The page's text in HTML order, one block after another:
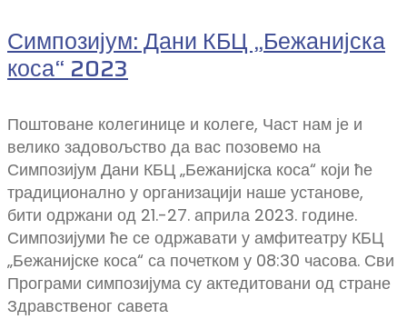
Симпозијум: Дани КБЦ „Бежанијска
коса“ 2023
Поштоване колегинице и колеге, Част нам је и
велико задовољство да вас позовемо на
Симпозијум Дани КБЦ „Бежанијска коса“ који ће
традиционално у организацији наше установе,
бити одржани од 21.-27. априла 2023. године.
Симпозијуми ће се одржавати у амфитеатру КБЦ
„Бежанијске коса“ са почетком у 08:30 часова. Сви
Програми симпозијума су актедитовани од стране
Здравственог савета